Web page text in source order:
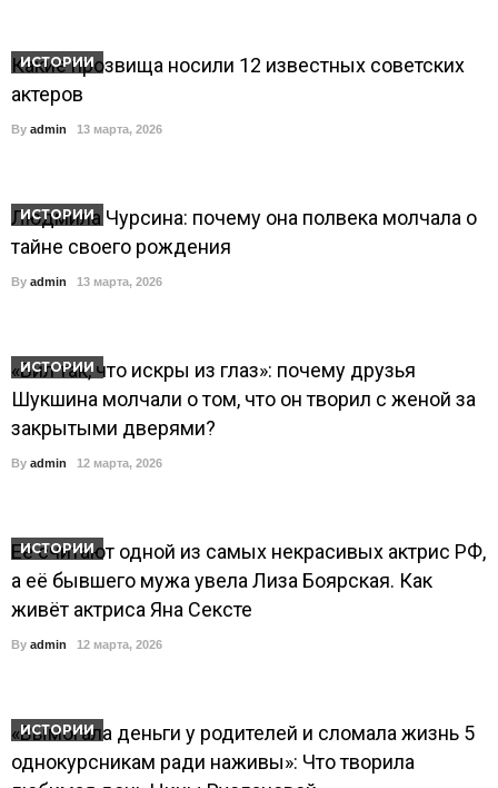
ИСТОРИИ
Какие прозвища носили 12 известных советских
актеров
By admin 13 марта, 2026
ИСТОРИИ
Людмила Чурсина: почему она полвека молчала о
тайне своего рождения
By admin 13 марта, 2026
ИСТОРИИ
«Бил так, что искры из глаз»: почему друзья
Шукшина молчали о том, что он творил с женой за
закрытыми дверями?
By admin 12 марта, 2026
ИСТОРИИ
Её считают одной из самых некрасивых актрис РФ,
а её бывшего мужа увела Лиза Боярская. Как
живёт актриса Яна Сексте
By admin 12 марта, 2026
ИСТОРИИ
«Вымогала деньги у родителей и сломала жизнь 5
однокурсникам ради наживы»: Что творила